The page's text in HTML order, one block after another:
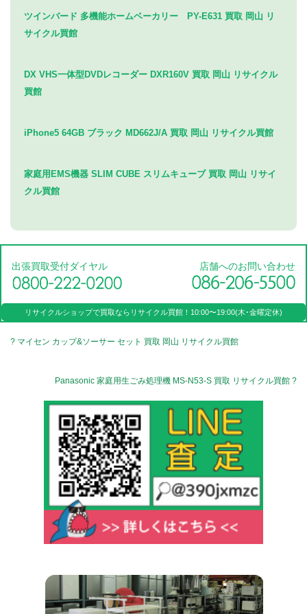
ツインバード 多機能ホームベーカリー PY-E631 買取 岡山 リ
サイクル買館
DX VHS一体型DVDレコーダー DXR160V 買取 岡山 リサイクル
買館
iPhone5 64GB ブラック MD662J/A 買取 岡山 リサイクル買館
家庭用EMS機器 SLIM CUBE スリムキューブ 買取 岡山 リサイ
クル買館
出張買取受付ダイヤル 店舗へのお問い合わせ
リサイクルショップで買取なら リサイクル買館！ 10:00〜19:00(木･金曜定休)
? マイセン カップ&ソーサー セット 買取 岡山 リサイクル買館
Panasonic 家庭用生ごみ処理機 MS-N53-S 買取 リサイクル買館 ?